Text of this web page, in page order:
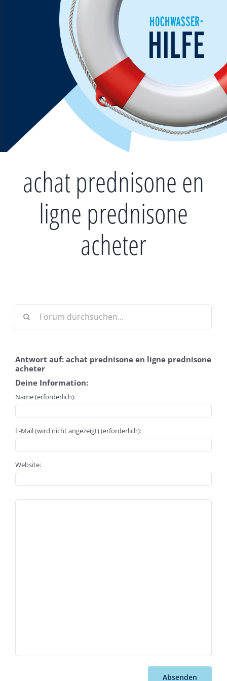
achat prednisone en
ligne prednisone
acheter
Antwort auf: achat prednisone en ligne prednisone
acheter
Deine Information:
Name (erforderlich):
E-Mail (wird nicht angezeigt) (erforderlich):
Website:
Absenden